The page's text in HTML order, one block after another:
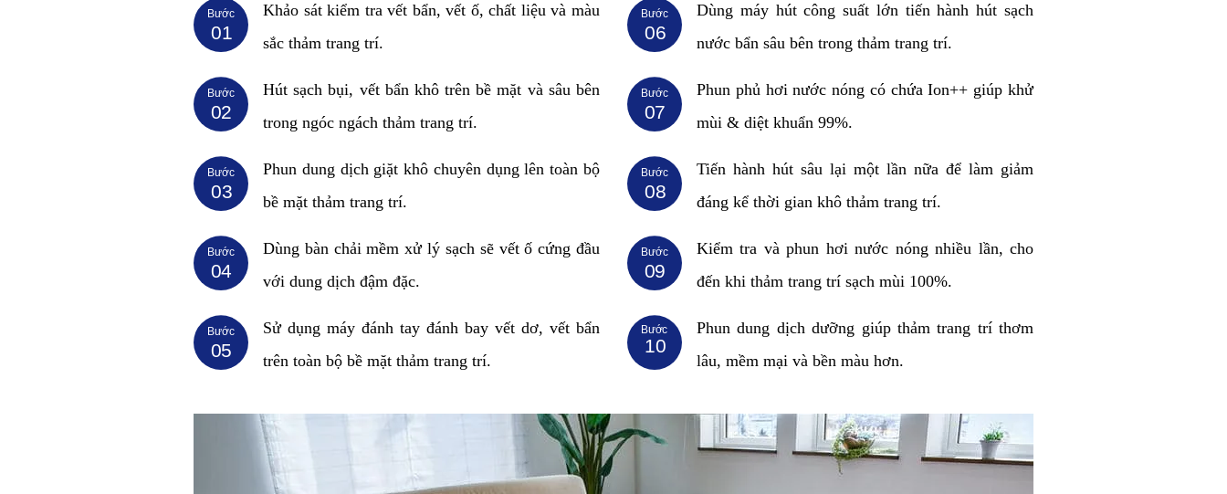
01
Bước
Khảo sát kiểm tra vết bẩn, vết ố, chất liệu và màu
sắc thảm trang trí.
02
Bước
Hút sạch bụi, vết bẩn khô trên bề mặt và sâu bên
trong ngóc ngách thảm trang trí.
03
Bước
Phun dung dịch giặt khô chuyên dụng lên toàn bộ
bề mặt thảm trang trí.
04
Bước
Dùng bàn chải mềm xử lý sạch sẽ vết ố cứng đầu
với dung dịch đậm đặc.
05
Bước
Sử dụng máy đánh tay đánh bay vết dơ, vết bẩn
trên toàn bộ bề mặt thảm trang trí.
06
Bước
Dùng máy hút công suất lớn tiến hành hút sạch
nước bẩn sâu bên trong thảm trang trí.
07
Bước
Phun phủ hơi nước nóng có chứa Ion++ giúp khử
mùi & diệt khuẩn 99%.
08
Bước
Tiến hành hút sâu lại một lần nữa để làm giảm
đáng kể thời gian khô thảm trang trí.
09
Bước
Kiểm tra và phun hơi nước nóng nhiều lần, cho
đến khi thảm trang trí sạch mùi 100%.
10
Bước
Phun dung dịch dưỡng giúp thảm trang trí thơm
lâu, mềm mại và bền màu hơn.